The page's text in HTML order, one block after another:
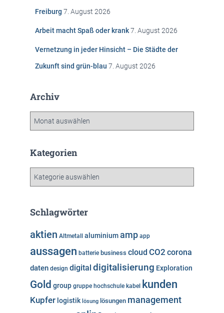
Freiburg 7. August 2026
Arbeit macht Spaß oder krank7. August 2026
Vernetzung in jeder Hinsicht – Die Städte der
Zukunft sind grün-blau 7. August 2026
Archiv
h
Kategorien
g
r
i
n
Schlagwörter
aktien Altmetall aluminiumamp app
aussagen batterie business cloud CO2 corona
daten design digital digitalisierung Exploration
Gold group gruppe hochschule kabel kunden
Kupfer logistik lösung lösungen management